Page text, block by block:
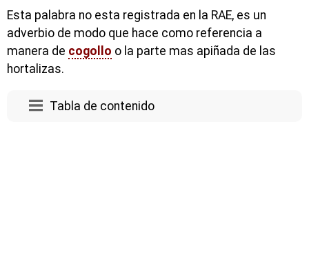
Esta palabra no esta registrada en la RAE, es un
adverbio de modo que hace como referencia a
manera de cogollo o la parte mas apiñada de las
hortalizas.
Tabla de contenido